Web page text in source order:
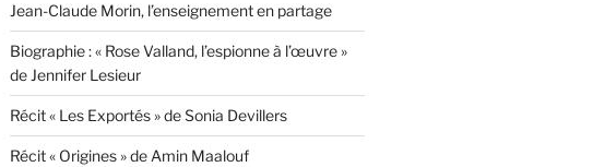
Jean-Claude Morin, l’enseignement en partage
Biographie : « Rose Valland, l’espionne à l’œuvre »
de Jennifer Lesieur
Récit « Les Exportés » de Sonia Devillers
Récit « Origines » de Amin Maalouf